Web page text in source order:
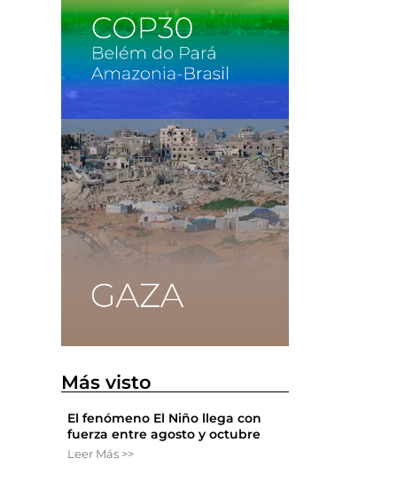
Más visto
El fenómeno El Niño llega con
fuerza entre agosto y octubre
Leer Más >>